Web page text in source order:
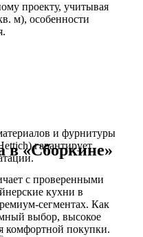
проекту, учитывая
м), особенности
и фурнитуры
гарантирует
в «Сборкине»
с проверенными
кухни в
сегментах. Как
выбор, высокое
комфортной покупки.